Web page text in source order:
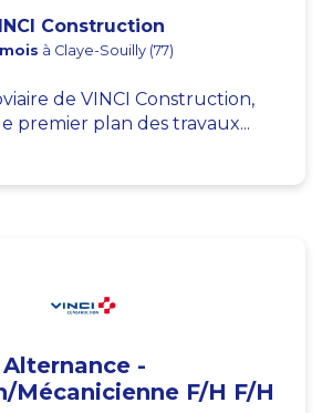
Construction
à Claye-Souilly (77)
de VINCI Construction,
premier plan des travaux...
Alternance -
Mécanicienne F/H F/H